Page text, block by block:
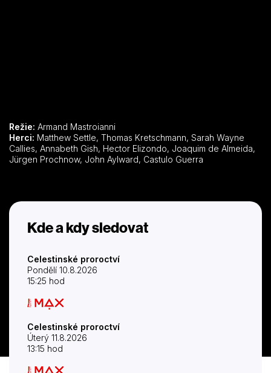
Režie: Armand Mastroianni
Herci:
Callies, Annabeth Gish, Hector Elizondo, Joaquim de Almeida,
Jürgen Prochnow, John Aylward, Castulo Guerra
Kde a kdy sledovat
Celestinské proroctví
Pondělí 10.8.2026
15:25 hod
Celestinské proroctví
Úterý 11.8.2026
13:15 hod